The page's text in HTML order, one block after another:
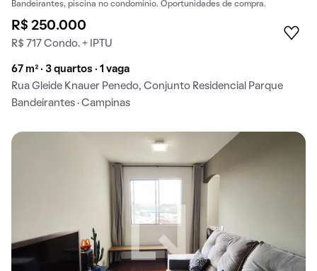
Bandeirantes, piscina no condomínio. Oportunidades de compra.
R$ 250.000
R$ 717 Condo. + IPTU
67 m² · 3 quartos · 1 vaga
Rua Gleide Knauer Penedo, Conjunto Residencial Parque
Bandeirantes · Campinas